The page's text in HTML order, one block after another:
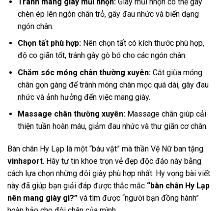
chèn ép lên ngón chân trỏ, gây đau nhức và biến dạng
ngón chân.
Chọn tất phù hợp:Nên chọn tất có kích thước phù hợp,
độ co giãn tốt, tránh gây gò bó cho các ngón chân.
Chăm sóc móng chân thường xuyên:Cắt giũa móng
chân gọn gàng để tránh móng chân mọc quá dài, gây đau
nhức và ảnh hưởng đến việc mang giày.
Massage chân thường xuyên:Massage chân giúp cải
thiện tuần hoàn máu, giảm đau nhức và thư giãn cơ chân.
Bàn chân Hy Lạp là một “báu vật” mà thần Vệ Nữ ban tặng.
vinhsport. Hãy tự tin khoe trọn vẻ đẹp độc đáo này bằng
cách lựa chọn những đôi giày phù hợp nhất. Hy vọng bài viết
này đã giúp bạn giải đáp được thắc mắc “bàn chân Hy Lạp
nên mang giày gì?” và tìm được “người bạn đồng hành”